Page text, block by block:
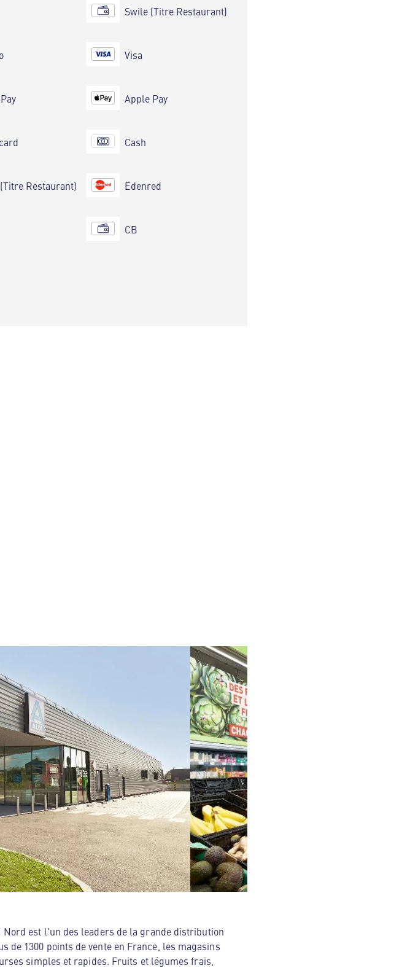
Restaurant)
Swile (Titre Restaurant)
Visa
Apple Pay
Cash
Edenred
CB
est l'un des leaders de la grande distribution
de 1300 points de vente en France, les magasins
simples et rapides. Fruits et légumes frais,